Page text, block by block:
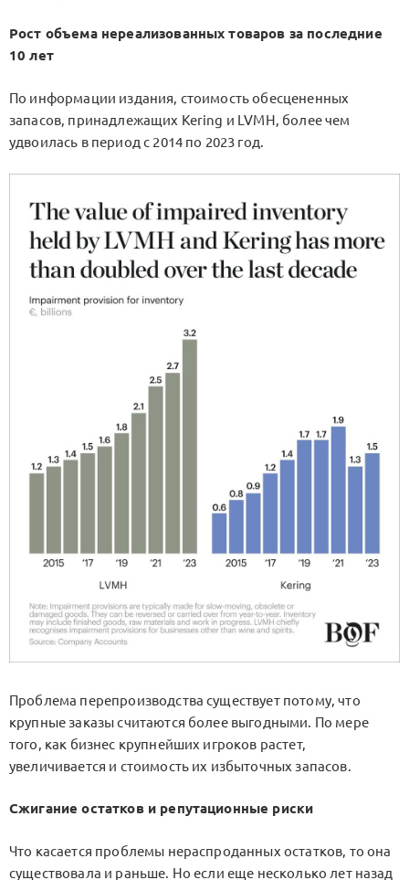
Рост объема нереализованных товаров за последние
10 лет
По информации издания, стоимость обесцененных
запасов, принадлежащих Kering и LVMH, более чем
удвоилась в период с 2014 по 2023 год.
Проблема перепроизводства существует потому, что
крупные заказы считаются более выгодными. По мере
того, как бизнес крупнейших игроков растет,
увеличивается и стоимость их избыточных запасов.
Сжигание остатков и репутационные риски
Что касается проблемы нераспроданных остатков, то она
существовала и раньше. Но если еще несколько лет назад